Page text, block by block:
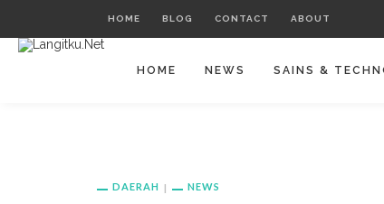
HOME BLOG CONTACT ABOUT
HOME NEWS SAINS &
DAERAH NEWS